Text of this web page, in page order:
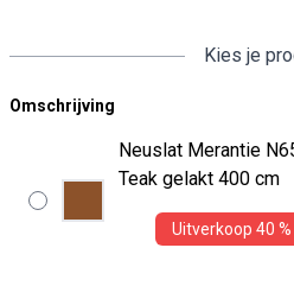
Kies je
Omschrijving
Neuslat Merantie
Teak gelakt 400 cm
Uitverkoop 40 %